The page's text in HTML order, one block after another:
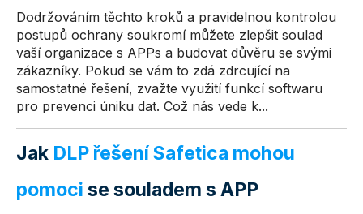
Dodržováním těchto kroků a pravidelnou kontrolou
postupů ochrany soukromí můžete zlepšit soulad
vaší organizace s APPs a budovat důvěru se svými
zákazníky. Pokud se vám to zdá zdrcující na
samostatné řešení, zvažte využití funkcí softwaru
pro prevenci úniku dat. Což nás vede k...
Jak DLP řešení Safetica mohou
pomoci se souladem s APP